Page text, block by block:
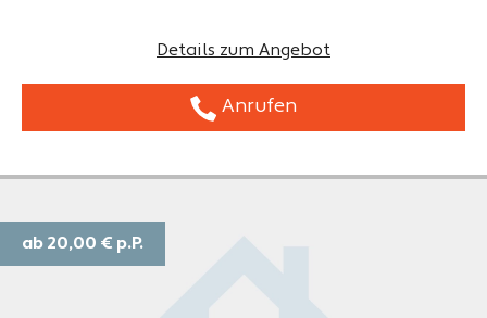
Details zum Angebot
Anrufen
ab 20,00 € p.P.